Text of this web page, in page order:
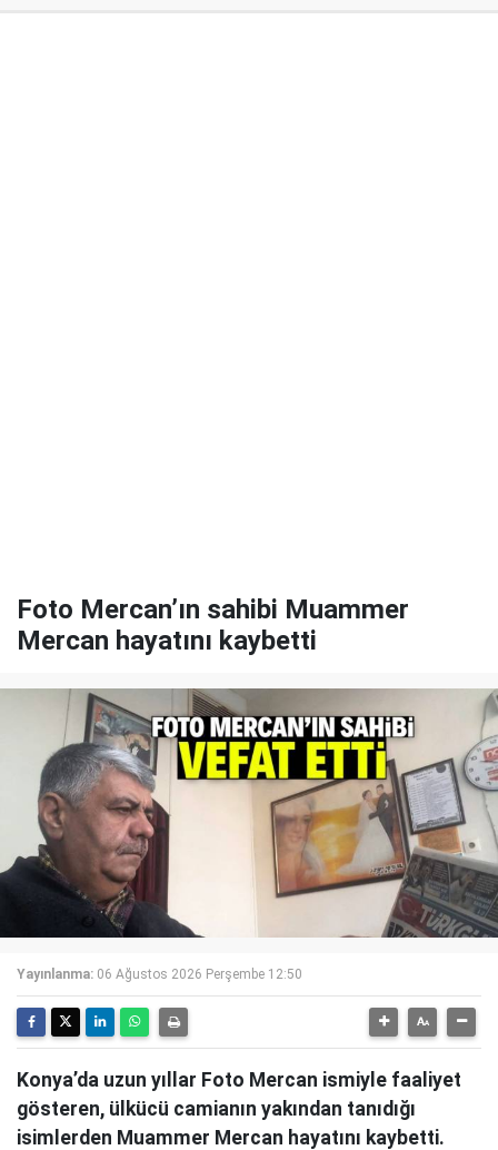
Foto Mercan’ın sahibi Muammer
Mercan hayatını kaybetti
Yayınlanma: 06 Ağustos 2026 Perşembe 12:50
Konya’da uzun yıllar Foto Mercan ismiyle faaliyet
gösteren, ülkücü camianın yakından tanıdığı
isimlerden Muammer Mercan hayatını kaybetti.